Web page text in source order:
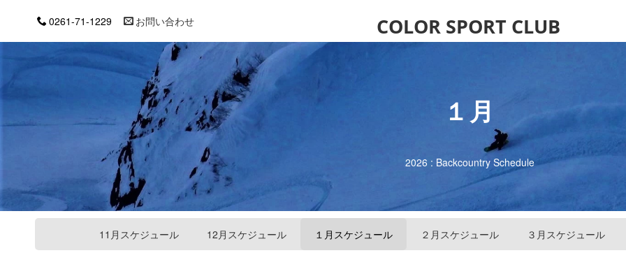
0261-71-1229 お問い合わせ COLOR SPORT CLUB
１月
2026 : Backcountry Schedule
11月スケジュール 12月スケジュール １月スケジュール ２月スケジュール ３月スケジュール